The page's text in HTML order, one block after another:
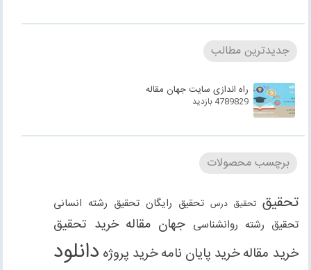
جدیدترین مطالب
راه اندازی سایت جهان مقاله
4789829 بازدید
برچسب محصولات
تحقیق تحقیق درس تحقیق رایگان تحقیق رشته انسانی
تحقیق رشته روانشناسی جهان مقاله خرید تحقیق
خرید مقالهخرید پایان نامهخرید پروژه دانلود